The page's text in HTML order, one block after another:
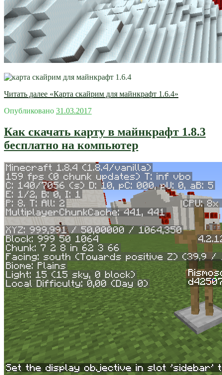
Читать далее «Карта скайрим для майнкрафт 1.6.4»
Опубликовано 31.03.2017
Как скачать карту в майнкрафт 1.8.3
бесплатно на компьютер